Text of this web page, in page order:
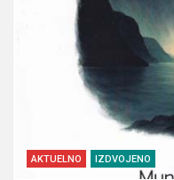
AKTUELNO IZDVOJENO